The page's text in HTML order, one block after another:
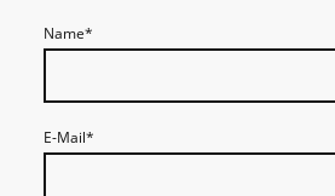
Name*
E-Mail*